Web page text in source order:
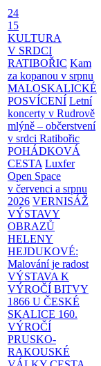
24
15
KULTURA
V SRDCI
RATIBOŘIC Kam
za kopanou v srpnu
MALOSKALICKÉ
POSVÍCENÍ Letní
koncerty v Rudrově
mlýně – občerstvení
v srdci Ratibořic
POHÁDKOVÁ
CESTA Luxfer
Open Space
v červenci a srpnu
2026 VERNISÁŽ
VÝSTAVY
OBRAZŮ
HELENY
HEJDUKOVÉ:
Malování je radost
VÝSTAVA K
VÝROČÍ BITVY
1866 U ČESKÉ
SKALICE 160.
VÝROČÍ
PRUSKO-
RAKOUSKÉ